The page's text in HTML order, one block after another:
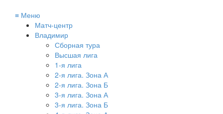
≡ Меню
Матч-центр
Владимир
Сборная тура
Высшая лига
1-я лига
2-я лига. Зона А
2-я лига. Зона Б
3-я лига. Зона А
3-я лига. Зона Б